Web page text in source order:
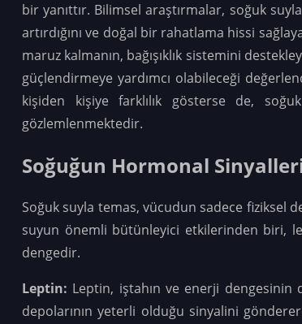
bir yanıttır. Bilimsel araştırmalar, soğuk
artırdığını ve doğal bir rahatlama hissi
maruz kalmanın, bağışıklık sistemini
güçlendirmeye yardımcı olabileceği
kişiden kişiye farklılık gösterse de,
gözlemlenmektedir.
Soğuğun Hormonal
Soğuk suyla temas, vücudun sadece fiziksel
suyun önemli bütünleyici etkilerinden biri,
dengedir.
Leptin: Leptin, iştahın ve enerji
depolarının yeterli olduğu sinyalini